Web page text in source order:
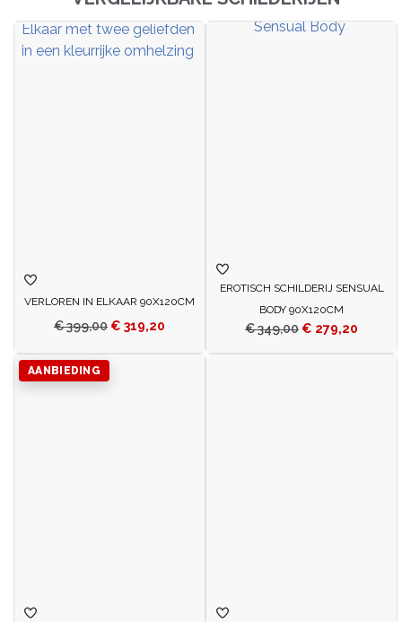
VERLOREN IN ELKAAR 90X120CM
€399,00 € 319,20
EROTISCH SCHILDERIJ SENSUAL
BODY 90X120CM
€349,00 € 279,20
AANBIEDING